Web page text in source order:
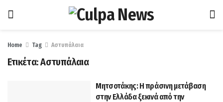
Home Tag Αστυπάλαια
Ετικέτα:Αστυπάλαια
Μητσοτάκης: Η πράσινη μετάβαση
στην Ελλάδα ξεκινά από την